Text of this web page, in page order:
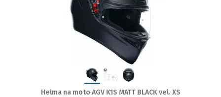
Helma na moto AGV K1S MATT BLACK vel. XS